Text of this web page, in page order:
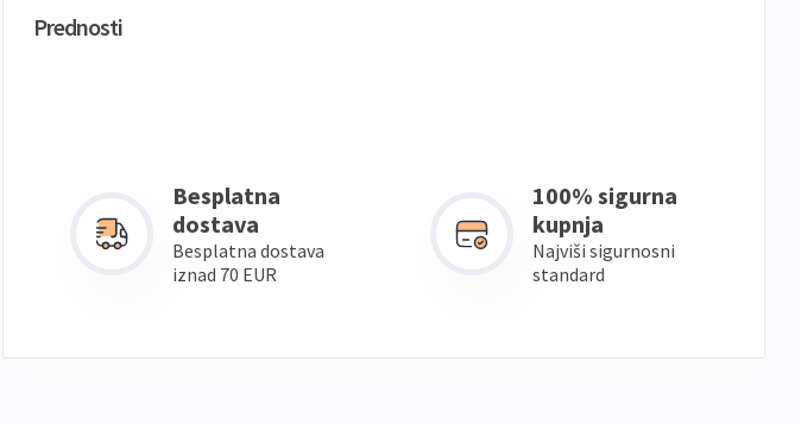
Prednosti
Besplatna
dostava
Besplatna dostava
iznad 70 EUR
100% sigurna
kupnja
Najviši sigurnosni
standard